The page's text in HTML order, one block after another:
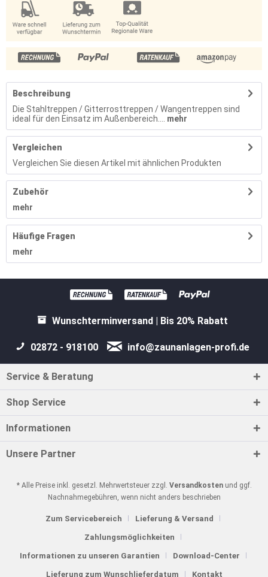
Beschreibung
Die Stahltreppen / Gitterrosttreppen / Wangentreppen sind
ideal für den Einsatz im Außenbereich....
mehr
Vergleichen
Vergleichen Sie diesen Artikel mit ähnlichen Produkten
Zubehör
mehr
Häufige Fragen
mehr
Wunschterminversand | Bis 20% Rabatt
02872 - 918100 info@zaunanlagen-profi.de
Service & Beratung
Shop Service
Informationen
Unsere Partner
* Alle Preise inkl. gesetzl. Mehrwertsteuer zzgl. Versandkostenund ggf.
Nachnahmegebühren, wenn nicht anders beschrieben
Zum Servicebereich Lieferung & Versand
Zahlungsmöglichkeiten
Informationen zu unseren Garantien Download-Center
Lieferung zum Wunschlieferdatum Kontakt